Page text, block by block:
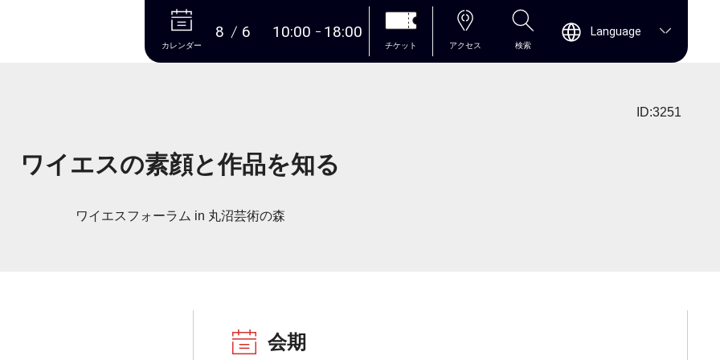
本文へ
カレンダー
8 6 10:00 18:00
チケット アクセス 検索
Language
ID:3251
ワイエスの素顔と作品を知る
ワイエスフォーラム in 丸沼芸術の森
会期